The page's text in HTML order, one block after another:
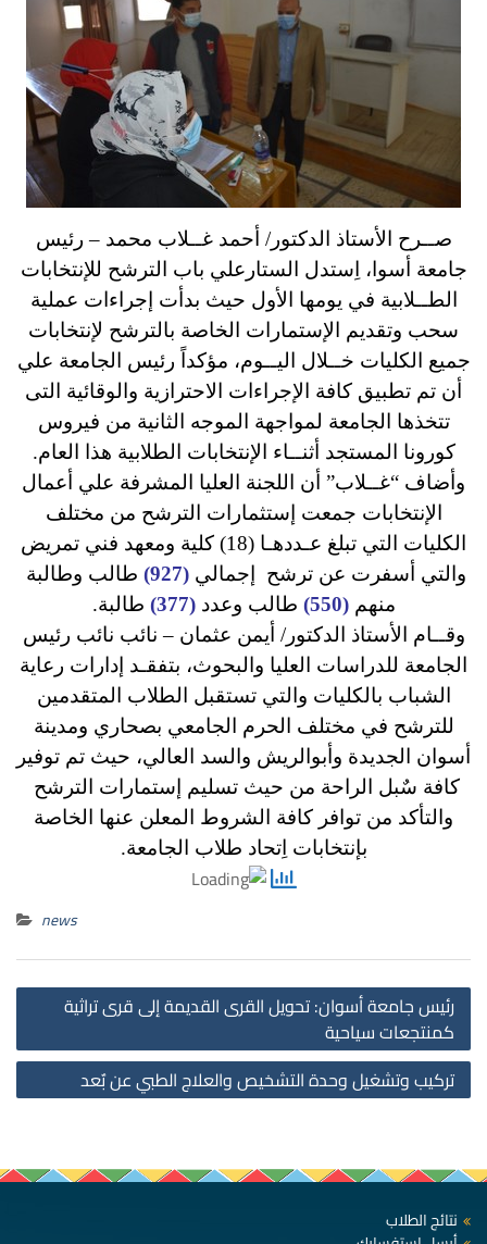
صــرح الأستاذ الدكتور/ أحمد غــلاب محمد – رئيس
جامعة أسوا،
اِستدل الستارعلي باب الترشح للإنتخابات
الطــلابية في يومها الأول حيث بدأت إجراءات عملية
سحب وتقديم الإستمارات الخاصة بالترشح لإنتخابات
جميع الكليات خــلال اليــوم، مؤكداً رئيس الجامعة علي
أن تم تطبيق كافة الإجراءات الاحترازية والوقائية التى
تتخذها الجامعة لمواجهة الموجه الثانية من فيروس
كورونا المستجد أثنــاء الإنتخابات الطلابية هذا العام.
وأضاف “غــلاب” أن اللجنة العليا المشرفة علي أعمال
الإنتخابات جمعت إستثمارات الترشح من مختلف
الكليات التي تبلغ عـددهـا (18) كلية ومعهد فني تمريض
والتي أسفرت عن ترشح إجمالي (927)
طالب وطالبة
منهم(550) طالب وعدد(377)
طالبة.
وقــام الأستاذ الدكتور/ أيمن عثمان – نائب نائب رئيس
الجامعة للدراسات العليا والبحوث، بتفقـد إدارات رعاية
الشباب بالكليات والتي تستقبل الطلاب المتقدمين
للترشح في مختلف الحرم الجامعي بصحاري ومدينة
أسوان الجديدة وأبوالريش والسد العالي، حيث تم توفير
كافة سٌبل الراحة من حيث تسليم إستمارات الترشح
والتأكد من توافر كافة الشروط المعلن عنها الخاصة
بإنتخابات اِتحاد طلاب الجامعة.
news
رئيس جامعة أسوان: تحويل القرى القديمة إلى قرى تراثية
كمنتجعات سياحية
تركيب وتشغيل وحدة التشخيص والعلاج الطبي عن بٌعد
نتائج الطلاب